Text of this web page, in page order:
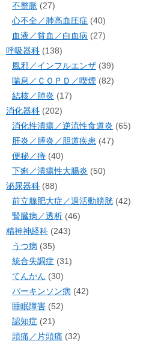
不整脈 (27)
心不全／肺高血圧症 (40)
血液／貧血／白血病 (27)
呼吸器科 (138)
風邪／インフルエンザ (39)
喘息／ＣＯＰＤ／喫煙 (82)
結核／肺炎 (17)
消化器科 (202)
消化性潰瘍／逆流性食道炎 (65)
肝炎／膵炎／胆道疾患 (47)
便秘／痔 (40)
下痢／潰瘍性大腸炎 (50)
泌尿器科 (88)
前立腺肥大症／過活動膀胱 (42)
腎臓病／透析 (46)
精神神経科 (243)
うつ病 (35)
統合失調症 (31)
てんかん (30)
パーキンソン病 (42)
睡眠障害 (52)
認知症 (21)
頭痛／片頭痛 (32)